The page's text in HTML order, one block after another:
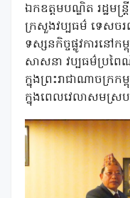
ឯកឧត្តមបណ្ឌិត រដ្ឋមន្ត្
ក្រសួងវប្បធម៌ ទេសច
ទស្សនកិច្ចផ្លូវការនៅក
សាសនា វប្បធម៌ប្រព
ក្នុងព្រះរាជាណាចក្រក
ក្នុងពេលវេលាសមស្